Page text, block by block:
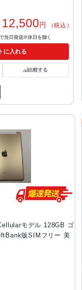
12,500円 （税込）
当日発送※休日を除く
に入れる
比較する
モデル 128GB ゴ
版SIMフリー 美